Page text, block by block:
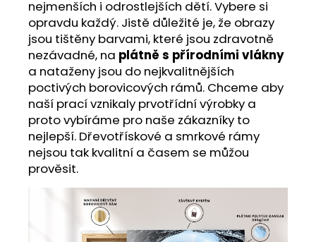
nejmenších i odrostlejších dětí. Vybere si
opravdu každý. Jistě důležité je, že obrazy
jsou tištěny barvami, které jsou zdravotně
nezávadné, na plátně s přírodními vlákny
a nataženy jsou do nejkvalitnějších
poctivých borovicových rámů. Chceme aby
naší prací vznikaly prvotřídní výrobky a
proto vybíráme pro naše zákazníky to
nejlepší. Dřevotřískové a smrkové rámy
nejsou tak kvalitní a časem se můžou
prověsit.